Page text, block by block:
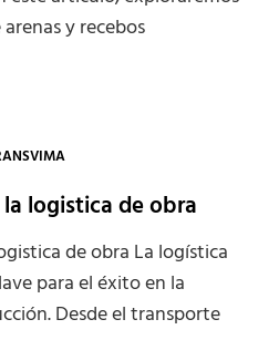
y recebos
logistica de obra
de obra La logística
para el éxito en la
Desde el transporte